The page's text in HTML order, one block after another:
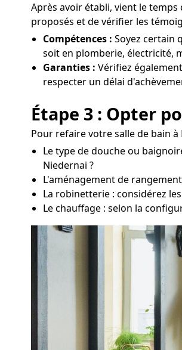
Après avoir établi, vient le temps
proposés et de vérifier les
Compétences : Soyez certain
soit en plomberie, électricité,
Garanties : Vérifiez
respecter un délai
Étape 3 : Opter
Pour refaire votre salle de bain
Le type de douche ou
Niedernai ?
L'aménagement de
La robinetterie : considérez
Le chauffage : selon la